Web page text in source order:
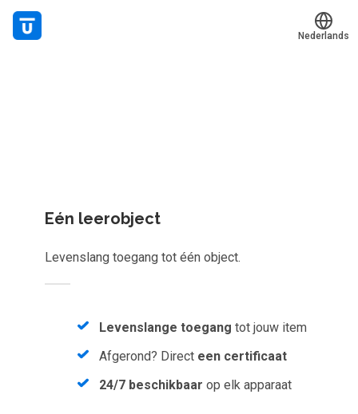
Account en hulp
Nederlands
Eén leerobject
Levenslang toegang tot één object.
Levenslange toegang tot jouw item
Afgerond? Direct een certificaat
24/7 beschikbaar op elk apparaat